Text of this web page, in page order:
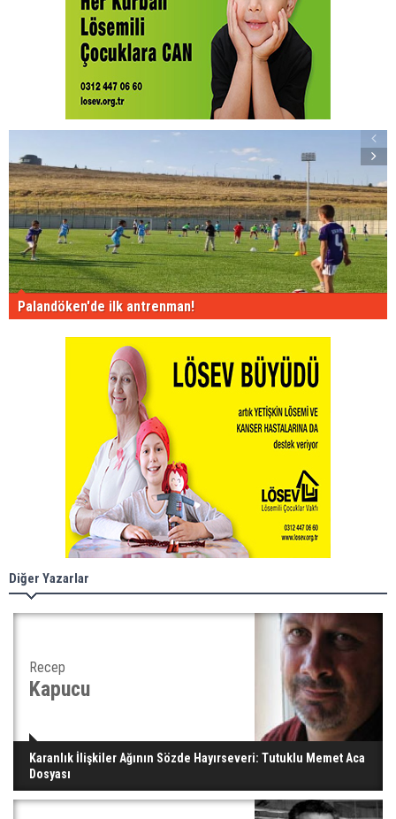
Palandöken'de ilk antrenman!
Diğer Yazarlar
Recep
Kapucu
Karanlık İlişkiler Ağının Sözde Hayırseveri: Tutuklu Memet Aca
Dosyası